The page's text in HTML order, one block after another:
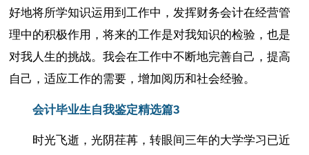
好地将所学知识运用到工作中，发挥财务会计在经营管
理中的积极作用，将来的工作是对我知识的检验，也是
对我人生的挑战。我会在工作中不断地完善自己，提高
自己，适应工作的需要，增加阅历和社会经验。
会计毕业生自我鉴定精选篇3
时光飞逝，光阴荏苒，转眼间三年的大学学习已近